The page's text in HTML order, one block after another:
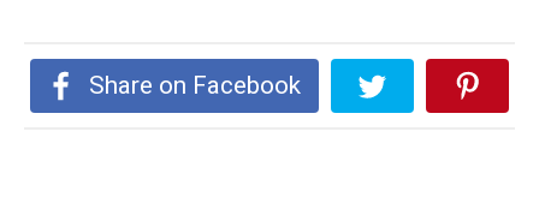
Share on Facebook